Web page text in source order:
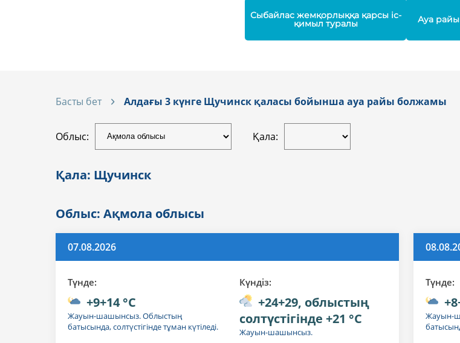
Сыбайлас жемқорлыққа қарсы іс-
қимыл туралы Ауа
Басты бет Алдағы 3 күнге Щучинск қаласы бойынша ауа райы болжамы
Облыс: Қала:
Қала: Щучинск
Облыс: Ақмола облысы
07.08.2026
Түнде:
+9+14 °C
Жауын-шашынсыз. Облыстың
батысында, солтүстігінде тұман күтіледі.
Күндiз:
+24+29, облыстың
солтүстігінде +21 °C
Жауын-шашынсыз.
Түнде:
Жауын-